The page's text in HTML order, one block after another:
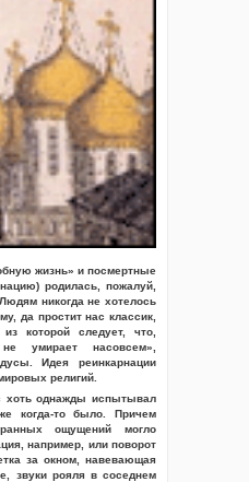
жизнь» и посмертные
родилась, пожалуй,
никогда не хотелось
да простит нас классик,
которой следует, что,
умирает насовсем»,
Идея реинкарнации
религий.
хоть однажды испытывал
когда-то было. Причем
ощущений могло
например, или поворот
за окном, навевающая
звуки рояля в соседнем